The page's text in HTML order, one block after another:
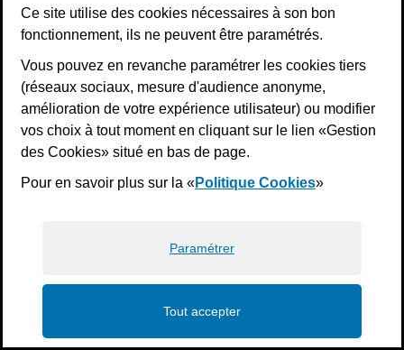
Ce site utilise des cookies nécessaires à son bon
fonctionnement, ils ne peuvent être paramétrés.
Vous pouvez en revanche paramétrer les cookies tiers
(réseaux sociaux, mesure d'audience anonyme,
amélioration de votre expérience utilisateur) ou modifier
vos choix à tout moment en cliquant sur le lien «Gestion
des Cookies» situé en bas de page.
Pour en savoir plus sur la «Politique Cookies»
Paramétrer
Tout accepter
Hôtel de Ville
Hôtel de Ville
55 rue du Maréchal Leclerc
94410 Saint-Maurice
Annexe
Mairie annexe
3 rue Fragonard
94410 Saint-Maurice
01 49 76 47 55
ou 56
Horaires
Horaires d’ouverture :
Vendredi : 8h30 - 11h45 / 13h30 - 16h30
S’inscrire à la newsletter